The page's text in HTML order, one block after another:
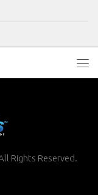
Rights Reserved.